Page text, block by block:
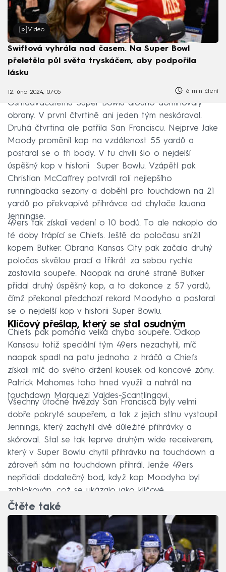
Video
Swiftová vyhrála nad časem. Na Super Bowl
přeletěla půl světa tryskáčem, aby podpořila
lásku
12. úno 2024, 07:05 6 min čtení
Osmadvacátému Super Bowlu dlouho dominovaly
obrany. V první čtvrtině ani jeden tým neskóroval.
Druhá čtvrtina ale patřila San Franciscu. Nejprve Jake
Moody proměnil kop na vzdálenost 55 yardů a
postaral se o tři body. V tu chvíli šlo o nejdelší
úspěšný kop v historii Super Bowlu. Vzápětí pak
Christian McCaffrey potvrdil roli nejlepšího
runningbacka sezony a doběhl pro touchdown na 21
yardů po překvapivé přihrávce od chytače Jauana
Jenningse.
49ers tak získali vedení o 10 bodů. To ale nakoplo do
té doby trápící se Chiefs. Ještě do poločasu snížil
kopem Butker. Obrana Kansas City pak začala druhý
poločas skvělou prací a třikrát za sebou rychle
zastavila soupeře. Naopak na druhé straně Butker
přidal druhý úspěšný kop, a to dokonce z 57 yardů,
čímž překonal předchozí rekord Moodyho a postaral
se o nejdelší kop v historii Super Bowlu.
Klíčový přešlap, který se stal osudným
Chiefs pak pomohla velká chyba soupeře. Odkop
Kansasu totiž speciální tým 49ers nezachytil, míč
naopak spadl na patu jednoho z hráčů a Chiefs
získali míč do svého držení kousek od koncové zóny.
Patrick Mahomes toho hned využil a nahrál na
touchdown Marquezi Valdes-Scantlingovi.
Všechny útočné hvězdy San Francisca byly velmi
dobře pokryté soupeřem, a tak z jejich stínu vystoupil
Jennings, který zachytil dvě důležité přihrávky a
skóroval. Stal se tak teprve druhým wide receiverem,
který v Super Bowlu chytil přihrávku na touchdown a
zároveň sám na touchdown přihrál. Jenže 49ers
nepřidali dodatečný bod, když kop Moodyho byl
zablokován, což se ukázalo jako klíčové.
Čtěte také